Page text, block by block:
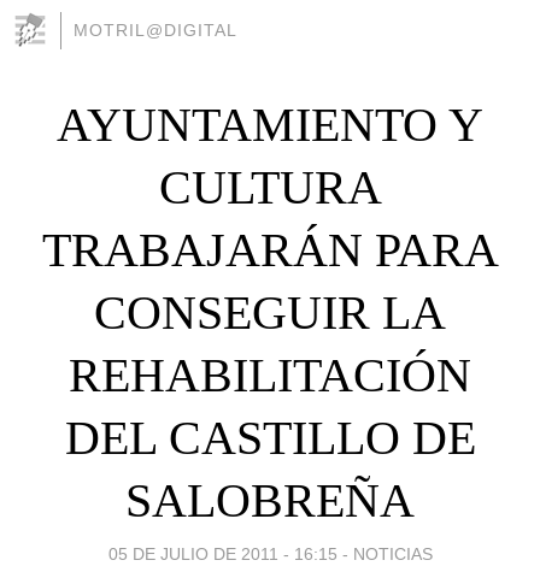
MOTRIL@DIGITAL
AYUNTAMIENTO Y
CULTURA
TRABAJARÁN PARA
CONSEGUIR LA
REHABILITACIÓN
DEL CASTILLO DE
SALOBREÑA
05 DE JULIO DE 2011 - 16:15 - NOTICIAS